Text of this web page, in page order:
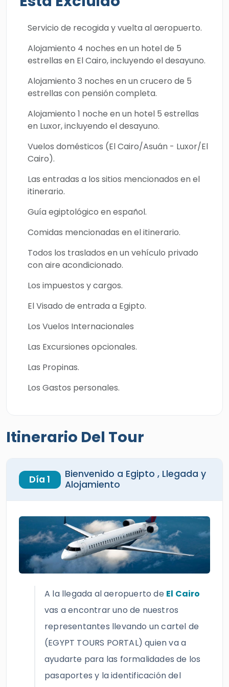
Asuánpara admirar fascinantes templos y
de Karnak, elValle de los Reyes, el templo
de Kom Ombo, el templo de Philae, el templo
de Edfu y otros monumentos históricos.
Reserva ahora y descubre el verdadero
significado de la palabra aventura.
Servicio de recogida y vuelta al aeropuerto.
Alojamiento 4 noches en un hotel de 5
estrellas en El Cairo, incluyendo el desayuno.
Alojamiento 3 noches en un crucero de 5
estrellas con pensión completa.
Alojamiento 1 noche en un hotel 5 estrellas
en Luxor, incluyendo el desayuno.
Vuelos domésticos (El Cairo/Asuán - Luxor/El
Cairo).
Las entradas a los sitios mencionados en el
itinerario.
Guía egiptológico en español.
Comidas mencionadas en el itinerario.
Todos los traslados en un vehículo privado
con aire acondicionado.
Los impuestos y cargos.
El Visado de entrada a Egipto.
Los Vuelos Internacionales
Las Excursiones opcionales.
Las Propinas.
Los Gastos personales.
Itinerario Del Tour
Día 1
Bienvenido a Egipto , Llegada y
Alojamiento
A la llegada al aeropuerto de El Cairo
vas a encontrar uno de nuestros
representantes llevando un cartel de
(EGYPT TOURS PORTAL) quien va a
ayudarte para las formalidades de los
pasaportes y la identificación del